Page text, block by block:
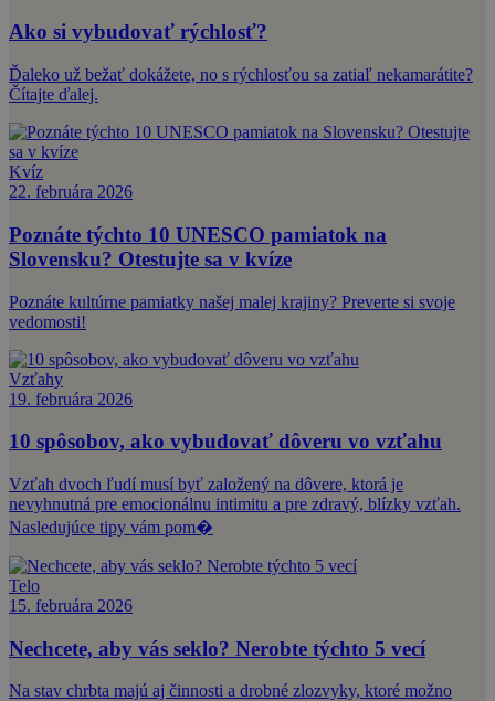
Ako si vybudovať rýchlosť?
Ďaleko už bežať dokážete, no s rýchlosťou sa zatiaľ nekamarátite?
Čítajte ďalej.
Kvíz
22. februára 2026
Poznáte týchto 10 UNESCO pamiatok na
Slovensku? Otestujte sa v kvíze
Poznáte kultúrne pamiatky našej malej krajiny? Preverte si svoje
vedomosti!
Vzťahy
19. februára 2026
10 spôsobov, ako vybudovať dôveru vo vzťahu
Vzťah dvoch ľudí musí byť založený na dôvere, ktorá je
nevyhnutná pre emocionálnu intimitu a pre zdravý, blízky vzťah.
Nasledujúce tipy vám pom�
Telo
15. februára 2026
Nechcete, aby vás seklo? Nerobte týchto 5 vecí
Na stav chrbta majú aj činnosti a drobné zlozvyky, ktoré možno